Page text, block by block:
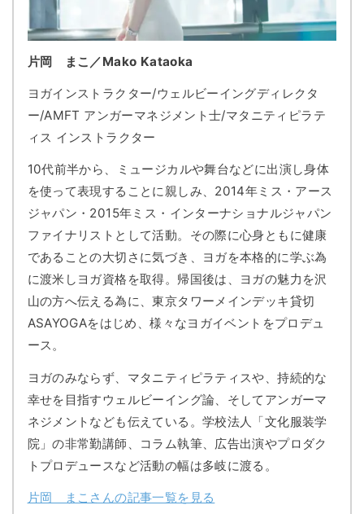
片岡 まこ／Mako Kataoka
ヨガインストラクター/ウェルビーイングディレクタ
ー/AMFT アンガーマネジメント士/マタニティピラテ
ィス インストラクター
10代前半から、ミュージカルや舞台などに出演し身体
を使って表現することに親しみ、2014年ミス・アース
ジャパン・2015年ミス・インターナショナルジャパン
ファイナリストとして活動。その際に心身ともに健康
であることの大切さに気づき、ヨガを本格的に学ぶ為
に渡米しヨガ資格を取得。帰国後は、ヨガの魅力を沢
山の方へ伝える為に、東京タワーメインデッキ貸切
ASAYOGAをはじめ、様々なヨガイベントをプロデュ
ース。
ヨガのみならず、マタニティピラティスや、持続的な
幸せを目指すウェルビーイング論、そしてアンガーマ
ネジメントなども伝えている。学校法人「文化服装学
院」の非常勤講師、コラム執筆、広告出演やプロダク
トプロデュースなど活動の幅は多岐に渡る。
片岡 まこさんの記事一覧を見る